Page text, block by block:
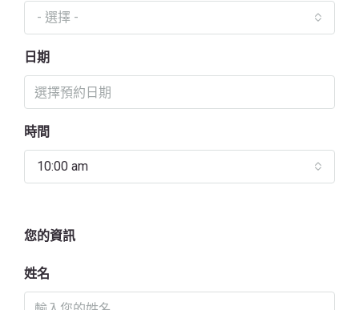
- 選擇 -
日期
時間
10:00 am
您的資訊
姓名